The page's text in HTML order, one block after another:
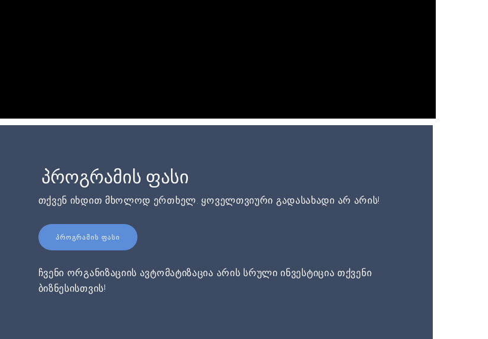
პროგრამის ფასი
თქვენ იხდით მხოლოდ ერთხელ. ყოველთვიური გადასახადი არ არის!
ᲞᲠᲝᲒᲠᲐᲛᲘᲡ ᲤᲐᲡᲘ
ჩვენი ორგანიზაციის ავტომატიზაცია არის სრული ინვესტიცია თქვენი
ბიზნესისთვის!